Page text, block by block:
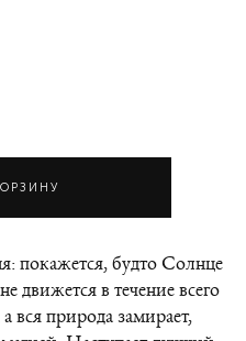
покажется, будто Солнце
движется в течение всего
вся природа замирает,